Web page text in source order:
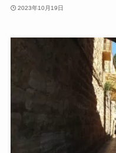
2023年10月19日